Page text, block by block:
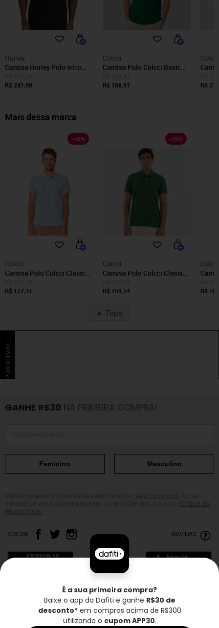
Hurley
Camisa Hurley Polo Intro
R$ 241,00
Colcci
Camisa Polo Colcci Basic
R$ 188,97
Colcci
R$
Mais dessa marca
-46%
Colcci
Camisa Polo Colcci Classic
R$ 127,31
-25%
Colcci
Camisa Polo Colcci Classic
R$ 159,14
Colcci
R$
Topo
PUBLICIDADE
GANHE R$30 NA PRIMEIRA COMPRA!
Feminino Masculino
SOCIAL DÚVIDAS
Frete grátis* Troca grátis Entrega rápida
É a sua primeira compra?
Baixe o app da Dafiti e ganhe R$30 de
desconto*em compras acima de R$300
utilizando o cupom APP30.